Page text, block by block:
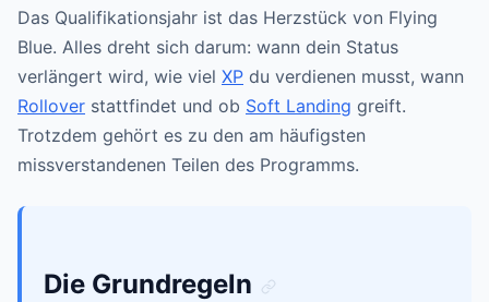
Das Qualifikationsjahr ist das Herzstück von Flying
Blue. Alles dreht sich darum: wann dein Status
verlängert wird, wie viel XP du verdienen musst, wann
Rollover stattfindet und ob Soft Landing greift.
Trotzdem gehört es zu den am häufigsten
missverstandenen Teilen des Programms.
Die Grundregeln